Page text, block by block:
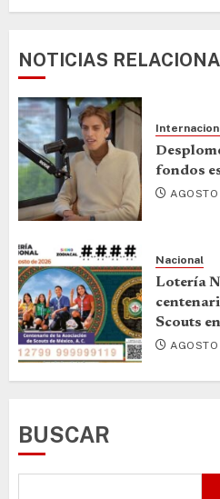
NOTICIAS
fondos
Nacional
Lotería
Scouts
BUSCAR